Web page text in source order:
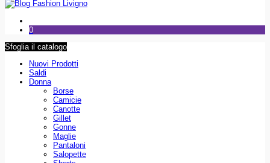
0
Sfoglia il catalogo
Nuovi Prodotti
Saldi
Donna
Borse
Camicie
Canotte
Gillet
Gonne
Maglie
Pantaloni
Salopette